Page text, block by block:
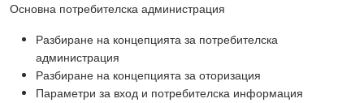
Основна потребителска администрация
Разбиране на концепцията за потребителска
администрация
Разбиране на концепцията за оторизация
Параметри за вход и потребителска информация